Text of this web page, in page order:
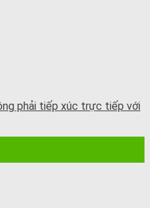
phải tiếp xúc trực tiếp với